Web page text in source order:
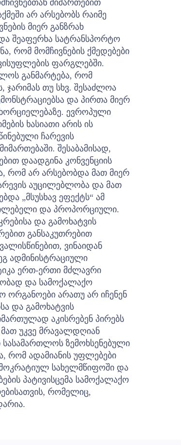
მიმართებით
არ არსებობს რაიმე
მიერ განზრახ
შეაფერხა სატრანსპორტო
რომ მომჩივნების ქმედებები
ფარგლებში.
განმარტება, რომ
ჯარიმას თუ სხვ. შესაძლოა
და პირთა მიერ
ევროპული
ხასიათი არის ის
ჩარევის
შესაბამისად,
დაადგინა კონვენციის
რომ არ არსებობდა მათ მიერ
აუცილებლობა და მათ
„მსუსხავ ეფექტს“ ამ
და პროპორციული.
და გამოხატვის
განსაკუთრებით
ვინაიდან
ადმინისტრაციული
ერთ-ერთი მძლავრი
და სამოქალაქო
ორგანოები არათუ არ იჩენენ
და გამოხატვის
აკისრებენ პირებს
უკვე მრავალდღიან
ზემოხსენებული
რომ ადამიანის უფლებები
სახელმწიფოში და
პატივისცემა სამოქალაქო
რომელიც,